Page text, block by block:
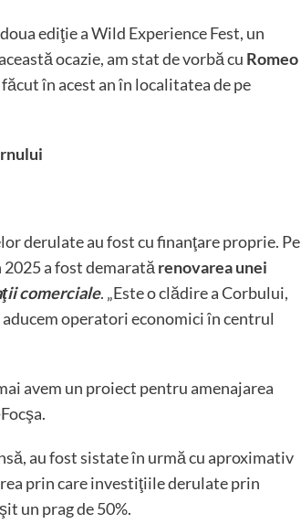
ediţie a Wild Experience Fest, un
ocazie, am stat de vorbă cu Romeo
în acest an în localitatea de pe
derulate au fost cu finanţare proprie. Pe
a fost demarată renovarea unei
comerciale. „Este o clădire a Corbului,
aducem operatori economici în centrul
avem un proiect pentru amenajarea
au fost sistate în urmă cu aproximativ
prin care investiţiile derulate prin
un prag de 50%.